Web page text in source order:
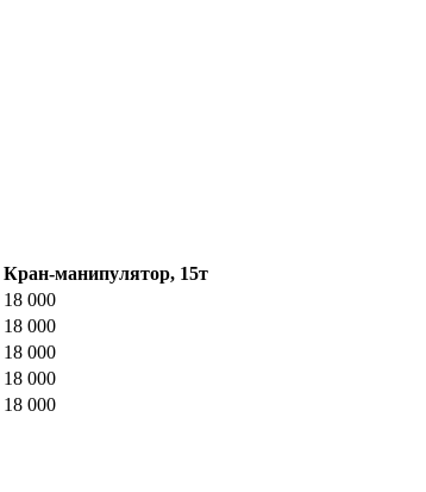
Кран-манипулятор, 15т
18 000
18 000
18 000
18 000
18 000